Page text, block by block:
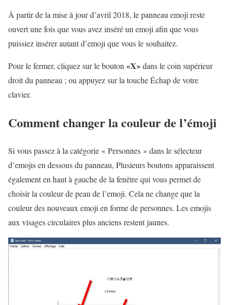
À partir de la mise à jour d’avril 2018, le panneau emoji reste
ouvert une fois que vous avez inséré un emoji afin que vous
puissiez insérer autant d’emoji que vous le souhaitez.
Pour le fermer, cliquez sur le bouton «X»dans le coin supérieur
droit du panneau ; ou appuyez sur la touche Échap de votre
clavier.
Comment changer la couleur de l’émoji
Si vous passez à la catégorie « Personnes » dans le sélecteur
d’emojis en dessous du panneau, Plusieurs boutons apparaissent
également en haut à gauche de la fenêtre qui vous permet de
choisir la couleur de peau de l’emoji. Cela ne change que la
couleur des nouveaux emoji en forme de personnes. Les emojis
aux visages circulaires plus anciens restent jaunes.